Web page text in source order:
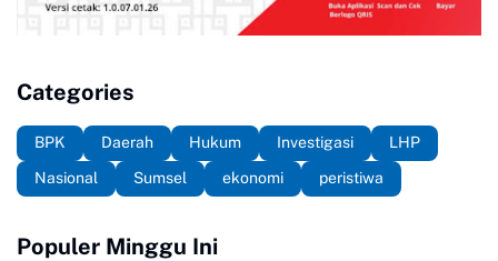
Categories
BPK Daerah Hukum Investigasi
LHP
Nasional
Sumsel ekonomi peristiwa
Populer Minggu Ini